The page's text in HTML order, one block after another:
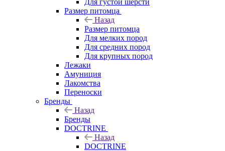
Для густой шерсти
Размер питомца
Назад
Размер питомца
Для мелких пород
Для средних пород
Для крупных пород
Лежаки
Амуниция
Лакомства
Переноски
Бренды
Назад
Бренды
DOCTRINE
Назад
DOCTRINE